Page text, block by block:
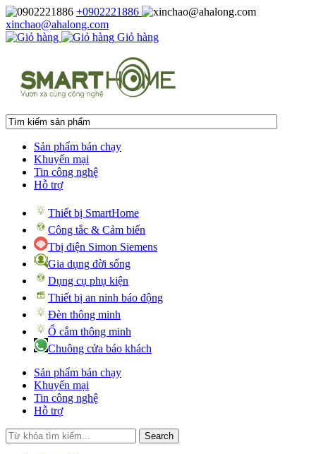
+0902221886
xinchao@ahalong.com
Giỏ hàng
Sản phẩm bán chạy
Khuyến mại
Tin công nghệ
Hỗ trợ
Thiết bị SmartHome
Công tắc & Cảm biến
Tbị điện Simon Siemens
Gia dụng đời sống
Dụng cụ phụ kiện
Thiết bị an ninh báo động
Đèn thông minh
Ổ cắm thông minh
Chuông cửa báo khách
Sản phẩm bán chạy
Khuyến mại
Tin công nghệ
Hỗ trợ
Search